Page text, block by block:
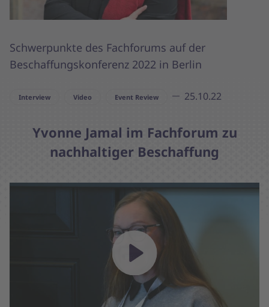
Schwerpunkte des Fachforums auf der
Beschaffungskonferenz 2022 in Berlin
Interview Video Event Review 25.10.22
Yvonne Jamal im Fachforum zu
nachhaltiger Beschaffung
Play